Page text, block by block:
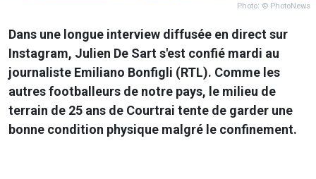
Photo: © PhotoNews
Dans une longue interview diffusée en direct sur
Instagram, Julien De Sart s'est confié mardi au
journaliste Emiliano Bonfigli (RTL). Comme les
autres footballeurs de notre pays, le milieu de
terrain de 25 ans de Courtrai tente de garder une
bonne condition physique malgré le confinement.